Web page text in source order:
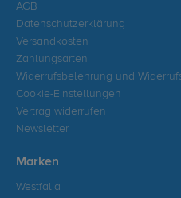
AGB
Datenschutzerklärung
Versandkosten
Zahlungsarten
Widerrufsbelehrung und
Cookie-Einstellungen
Vertrag widerrufen
Newsletter
Marken
Westfalia